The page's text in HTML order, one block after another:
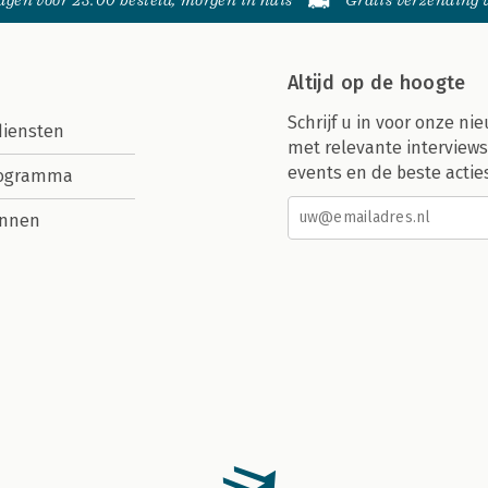
Altijd op de hoogte
Schrijf u in voor onze
met relevante
events en de beste